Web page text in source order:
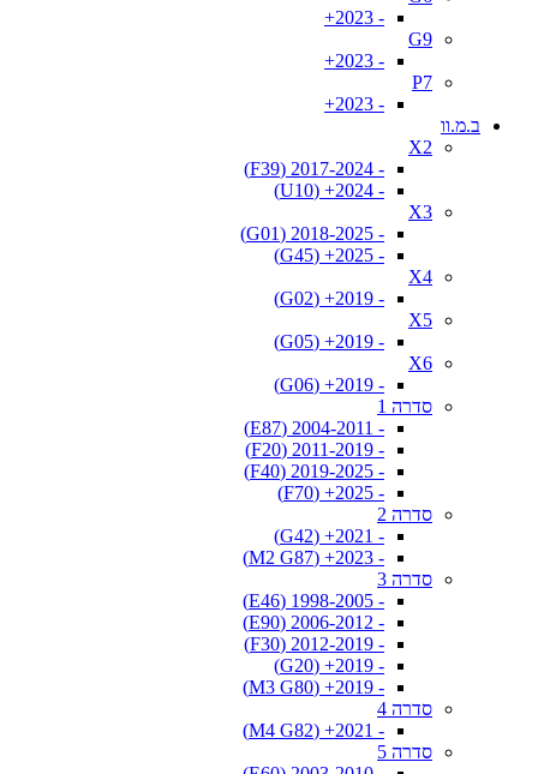
- 2023+
G9
- 2023+
P7
- 2023+
ב.מ.וו
X2
- 2017-2024 (F39)
- 2024+ (U10)
X3
- 2018-2025 (G01)
- 2025+ (G45)
X4
- 2019+ (G02)
X5
- 2019+ (G05)
X6
- 2019+ (G06)
סדרה 1
- 2004-2011 (E87)
- 2011-2019 (F20)
- 2019-2025 (F40)
- 2025+ (F70)
סדרה 2
- 2021+ (G42)
- 2023+ (M2 G87)
סדרה 3
- 1998-2005 (E46)
- 2006-2012 (E90)
- 2012-2019 (F30)
- 2019+ (G20)
- 2019+ (M3 G80)
סדרה 4
- 2021+ (M4 G82)
סדרה 5